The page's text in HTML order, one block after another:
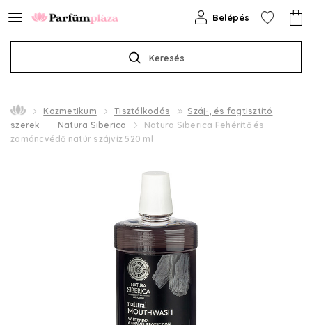
Keresés
Belépés
Kozmetikum Tisztálkodás
Száj-, és fogtisztító
szerek
Natura Siberica
Natura Siberica Fehérítő és
zománcvédő natúr szájvíz 520 ml